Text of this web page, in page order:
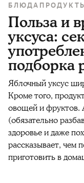
БЛЮДА ПРОДУКТЫ
Польза и
уксуса:
подборка
Яблочный уксус
Кроме того,
овощей и фруктов.
(обязательно
здоровье и даже
рассказывает, чем
приготовить в